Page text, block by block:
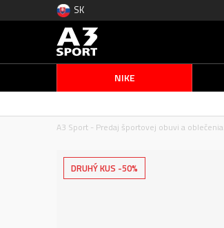
SK
NIKE
A3 Sport - Predaj športovej obuvi a oblečenia
DRUHÝ KUS -50%